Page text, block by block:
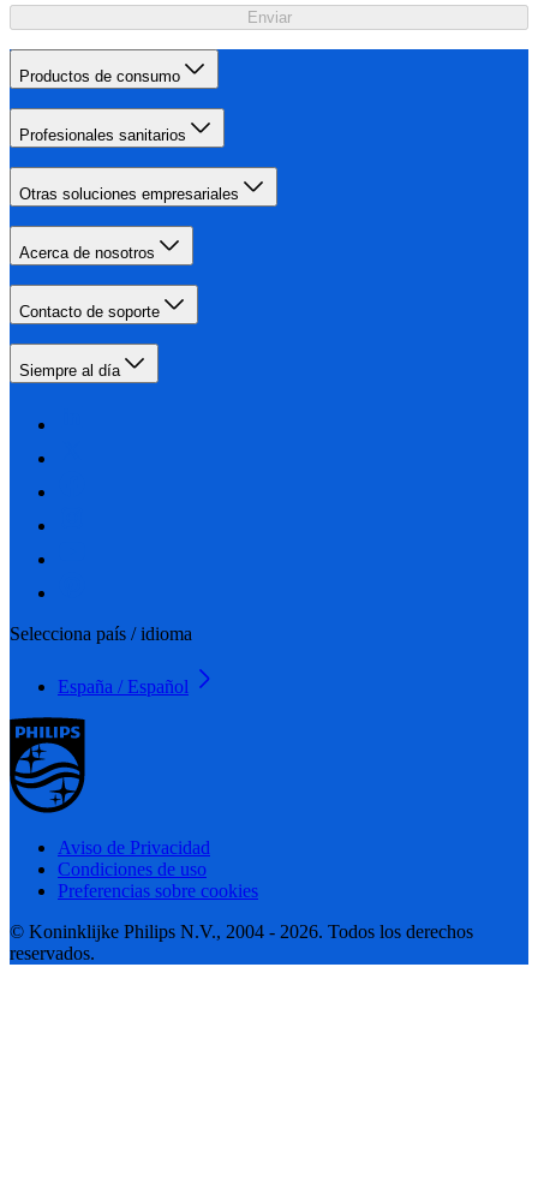
Enviar
Productos de consumo
Profesionales sanitarios
Otras soluciones empresariales
Acerca de nosotros
Contacto de soporte
Siempre al día
Selecciona país / idioma
España / Español
Aviso de Privacidad
Condiciones de uso
Preferencias sobre cookies
© Koninklijke Philips N.V., 2004 - 2026. Todos los derechos
reservados.